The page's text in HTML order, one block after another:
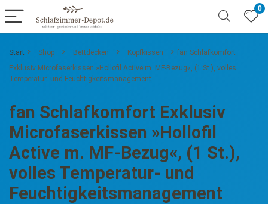
0
Start Shop Bettdecken Kopfkissen
fan Schlafkomfort
Exklusiv Microfaserkissen »Hollofil Active m. MF-Bezug«, (1 St.), volles
Temperatur- und Feuchtigkeitsmanagement
fan Schlafkomfort Exklusiv
Microfaserkissen »Hollofil
Active m. MF-Bezug«, (1 St.),
volles Temperatur- und
Feuchtigkeitsmanagement